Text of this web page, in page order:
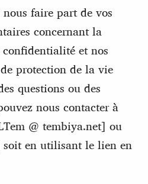
faire part de vos
concernant la
et nos
protection de la vie
questions ou des
nous contacter à
@ tembiya.net] ou
en utilisant le lien en